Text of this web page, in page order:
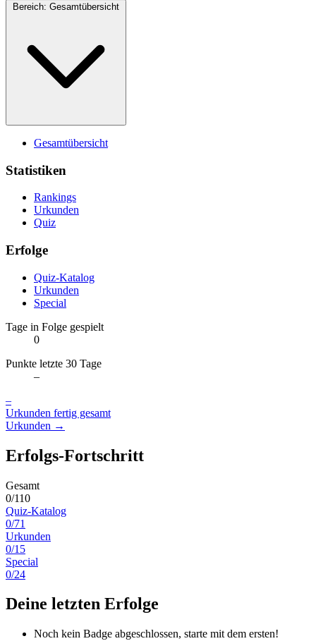
Bereich: Gesamtübersicht
Gesamtübersicht
Statistiken
Rankings
Urkunden
Quiz
Erfolge
Quiz-Katalog
Urkunden
Special
Tage in Folge gespielt
0
Punkte letzte 30 Tage
–
–
Urkunden fertig gesamt
Urkunden →
Erfolgs-Fortschritt
Gesamt
0/110
Quiz-Katalog
0/71
Urkunden
0/15
Special
0/24
Deine letzten Erfolge
Noch kein Badge abgeschlossen, starte mit dem ersten!